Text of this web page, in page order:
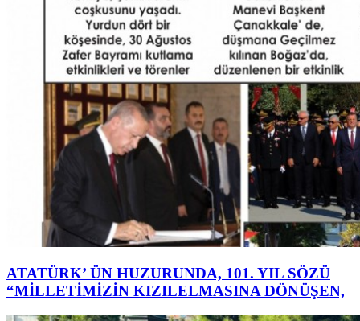
ATATÜRK’ ÜN HUZURUNDA, 101. YIL SÖZÜ
“MİLLETİMİZİN KIZILELMASINA DÖNÜŞEN,